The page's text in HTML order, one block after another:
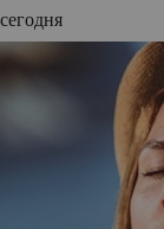
сегодня